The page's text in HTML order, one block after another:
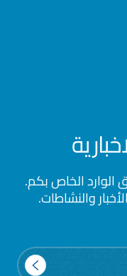
الخاص بكم.
والنشاطات.